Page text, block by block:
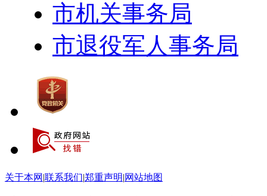
市机关事务局
市退役军人事务局
关于本网 |联系我们|郑重声明|网站地图